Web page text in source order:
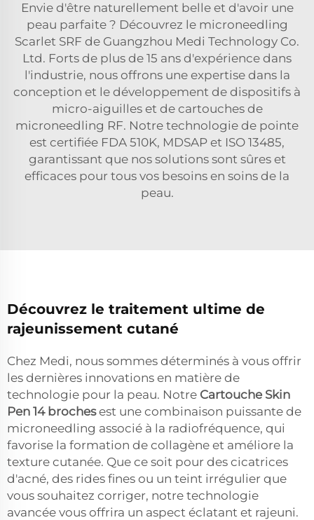
Envie d'être naturellement belle et d'avoir une
peau parfaite ? Découvrez le microneedling
Scarlet SRF de Guangzhou Medi Technology Co.
Ltd. Forts de plus de 15 ans d'expérience dans
l'industrie, nous offrons une expertise dans la
conception et le développement de dispositifs à
micro-aiguilles et de cartouches de
microneedling RF. Notre technologie de pointe
est certifiée FDA 510K, MDSAP et ISO 13485,
garantissant que nos solutions sont sûres et
efficaces pour tous vos besoins en soins de la
peau.
Découvrez le traitement ultime de
rajeunissement cutané
Chez Medi, nous sommes déterminés à vous offrir
les dernières innovations en matière de
technologie pour la peau. Notre Cartouche Skin
Pen 14 brochesest une combinaison puissante de
microneedling associé à la radiofréquence, qui
favorise la formation de collagène et améliore la
texture cutanée. Que ce soit pour des cicatrices
d'acné, des rides fines ou un teint irrégulier que
vous souhaitez corriger, notre technologie
avancée vous offrira un aspect éclatant et rajeuni.